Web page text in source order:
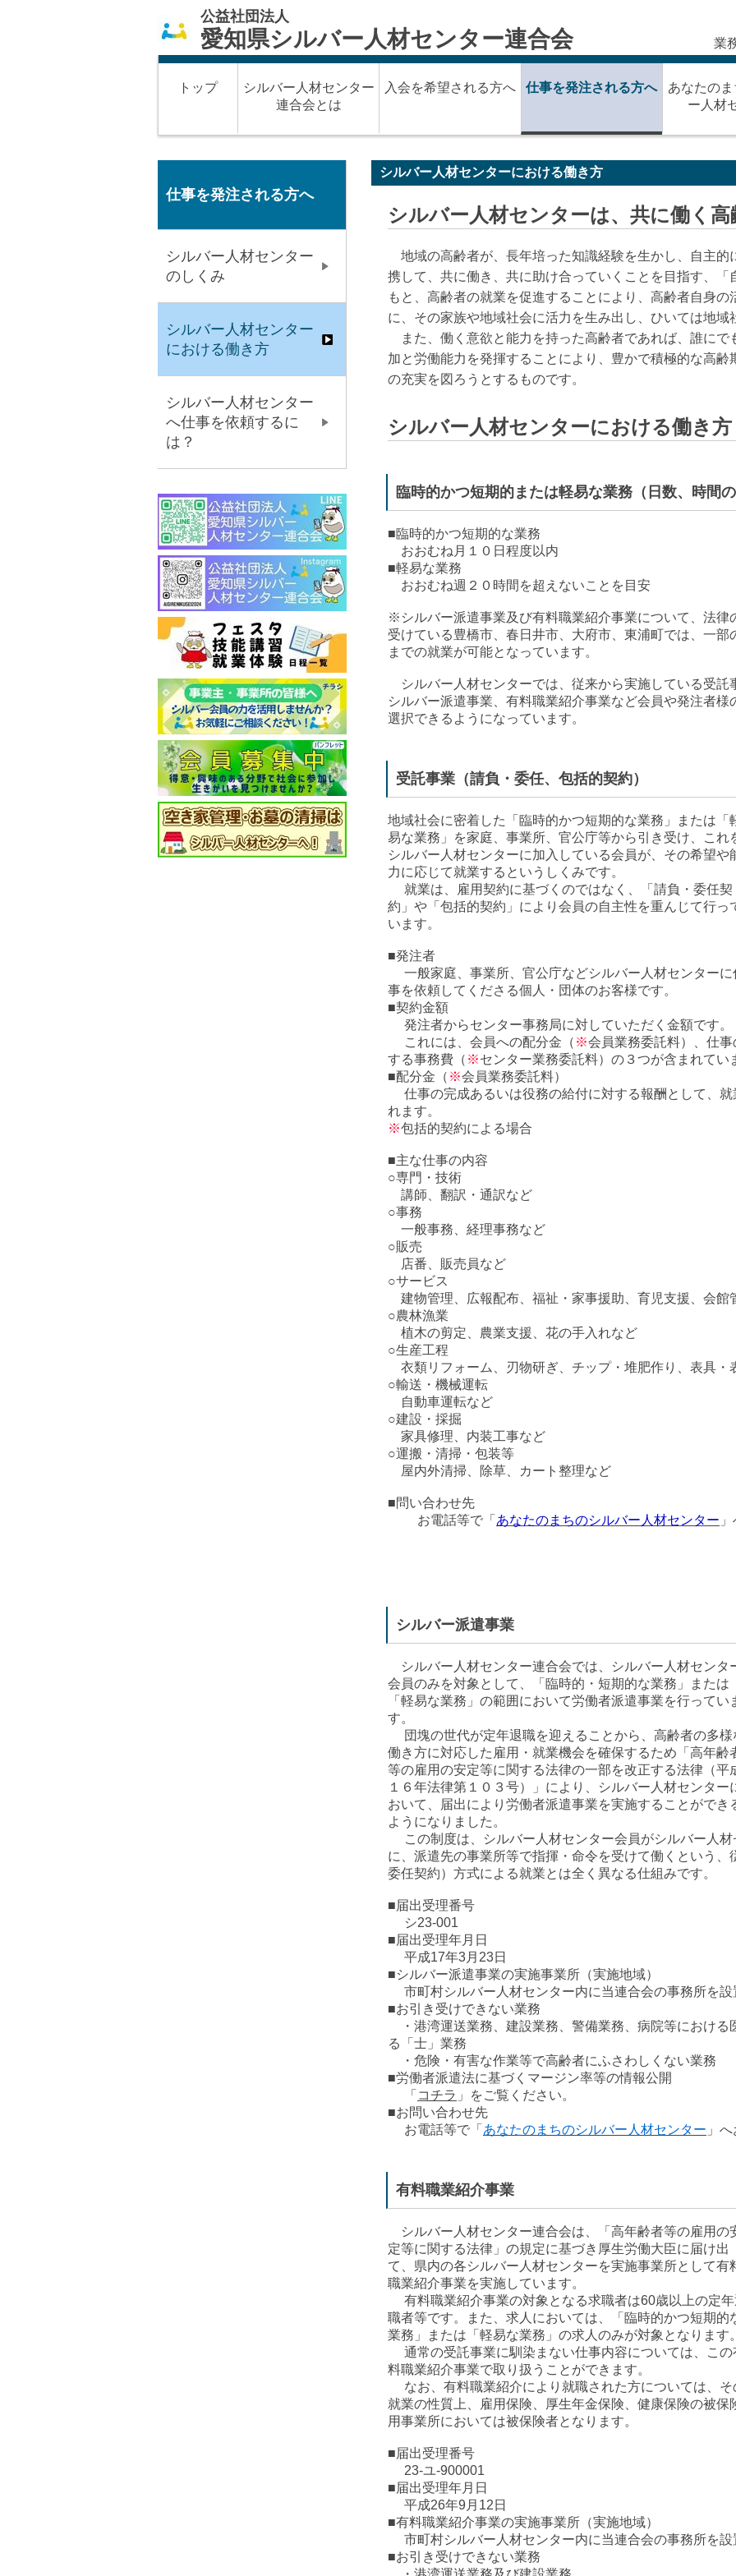
公益社団法人
愛知県シルバー人材センター連合会 業
トップ
シルバー人材センター
連合会とは
入会を希望される方へ 仕事を発注される方へ
あなたの
ー人材
シルバー人材センターにおける働き方
シルバー人材センターは、共に働く高
地域の高齢者が、長年培った知識経験を生かし、自主的
携して、共に働き、共に助け合っていくことを目指す、
もと、高齢者の就業を促進することにより、高齢者自身
に、その家族や地域社会に活力を生み出し、ひいては地域
また、働く意欲と能力を持った高齢者であれば、誰にで
加と労働能力を発揮することにより、豊かで積極的な高
の充実を図ろうとするものです。
シルバー人材センターにおける働き方
臨時的かつ短期的または軽易な業務（日数、時間の
■臨時的かつ短期的な業務
おおむね月１０日程度以内
■軽易な業務
おおむね週２０時間を超えないことを目安
※シルバー派遣事業及び有料職業紹介事業について、法律
受けている豊橋市、春日井市、大府市、東浦町では、一部
までの就業が可能となっています。
シルバー人材センターでは、従来から実施している受託
シルバー派遣事業、有料職業紹介事業など会員や発注者
選択できるようになっています。
受託事業（請負・委任、包括的契約）
地域社会に密着した「臨時的かつ短期的な業務」または「
易な業務」を家庭、事業所、官公庁等から引き受け、これ
シルバー人材センターに加入している会員が、その希望や
力に応じて就業するというしくみです。
就業は、雇用契約に基づくのではなく、「請負・委任契
約」や「包括的契約」により会員の自主性を重んじて行っ
います。
■発注者
一般家庭、事業所、官公庁などシルバー人材センターに
事を依頼してくださる個人・団体のお客様です。
■契約金額
発注者からセンター事務局に対していただく金額です。
これには、会員への配分金（ ※会員業務委託料）、仕
する事務費（ ※センター業務委託料）の３つが含まれてい
■配分金（ ※会員業務委託料）
仕事の完成あるいは役務の給付に対する報酬として、就
れます。
※包括的契約による場合
■主な仕事の内容
○専門・技術
講師、翻訳・通訳など
○事務
一般事務、経理事務など
○販売
店番、販売員など
○サービス
建物管理、広報配布、福祉・家事援助、育児支援、会館
○農林漁業
植木の剪定、農業支援、花の手入れなど
○生産工程
衣類リフォーム、刃物研ぎ、チップ・堆肥作り、表具・
○輸送・機械運転
自動車運転など
○建設・採掘
家具修理、内装工事など
○運搬・清掃・包装等
屋内外清掃、除草、カート整理など
■問い合わせ先
お電話等で「 あなたのまちのシルバー人材センター
シルバー派遣事業
シルバー人材センター連合会では、シルバー人材センタ
会員のみを対象として、「臨時的・短期的な業務」または
「軽易な業務」の範囲において労働者派遣事業を行ってい
す。
団塊の世代が定年退職を迎えることから、高齢者の多様
働き方に対応した雇用・就業機会を確保するため「高年齢
等の雇用の安定等に関する法律の一部を改正する法律（平
１６年法律第１０３号）」により、シルバー人材センター
おいて、届出により労働者派遣事業を実施することができ
ようになりました。
この制度は、シルバー人材センター会員がシルバー人材
に、派遣先の事業所等で指揮・命令を受けて働くという、
委任契約）方式による就業とは全く異なる仕組みです。
■届出受理番号
シ23-001
■届出受理年月日
平成17年3月23日
■シルバー派遣事業の実施事業所（実施地域）
市町村シルバー人材センター内に当連合会の事務所を設
■お引き受けできない業務
・ 港湾運送業務、建設業務、警備業務、病院等におけ
る「士」業務
・危険・有害な作業等で高齢者にふさわしくない業務
■労働者派遣法に基づくマージン率等の情報公開
「 コチラ 」をご覧ください。
■お問い合わせ先
お電話等で「 あなたのまちのシルバー人材センター 」
有料職業紹介事業
シルバー人材センター連合会は、「高年齢者等の雇用の
定等に関する法律」の規定に基づき厚生労働大臣に届け出
て、県内の各シルバー人材センターを実施事業所として有
職業紹介事業を実施しています。
有料職業紹介事業の対象となる求職者は60歳以上の定年
職者等です。また、求人においては、「臨時的かつ短期的
業務」または「軽易な業務」の求人のみが対象となります。
通常の受託事業に馴染まない仕事内容については、この
料職業紹介事業で取り扱うことができます。
なお、有料職業紹介により就職された方については、そ
就業の性質上、雇用保険、厚生年金保険、健康保険の被
用事業所においては被保険者となります。
■届出受理番号
23-ユ-900001
■届出受理年月日
平成26年9月12日
■有料職業紹介事業の実施事業所（実施地域）
市町村シルバー人材センター内に当連合会の事務所を設
■お引き受けできない業務
仕事を発注される方へ
シルバー人材センター
のしくみ
シルバー人材センター
における働き方
シルバー人材センター
へ仕事を依頼するに
は？